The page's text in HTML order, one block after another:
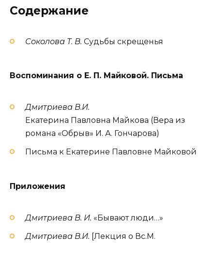
Содержание
Соколова Т. В. Судьбы скрещенья
Воспоминания о Е. П. Майковой. Письма
Дмитриева В.И.
Екатерина Павловна Майкова (Вера из
романа «Обрыв» И. А. Гончарова)
Письма к Екатерине Павловне Майковой
Приложения
Дмитриева В. И. «Бывают люди…»
Дмитриева В.И. [Лекция о Вс.М.